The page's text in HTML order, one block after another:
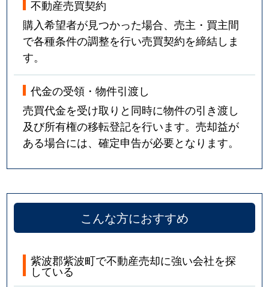
不動産売買契約
購入希望者が見つかった場合、売主・買主間
で各種条件の調整を行い売買契約を締結しま
す。
代金の受領・物件引渡し
売買代金を受け取りと同時に物件の引き渡し
及び所有権の移転登記を行います。売却益が
ある場合には、確定申告が必要となります。
こんな方におすすめ
紫波郡紫波町で不動産売却に強い会社を探
している